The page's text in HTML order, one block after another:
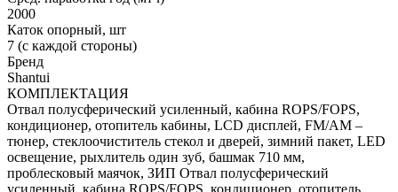
2000
Каток опорный, шт
7 (с каждой стороны)
Бренд
Shantui
КОМПЛЕКТАЦИЯ
Отвал полусферический усиленный, кабина ROPS/FOPS,
кондиционер, отопитель кабины, LCD дисплей, FM/AM –
тюнер, стеклоочиститель стекол и дверей, зимний пакет, LED
освещение, рыхлитель один зуб, башмак 710 мм,
проблесковый маячок, ЗИП Отвал полусферический